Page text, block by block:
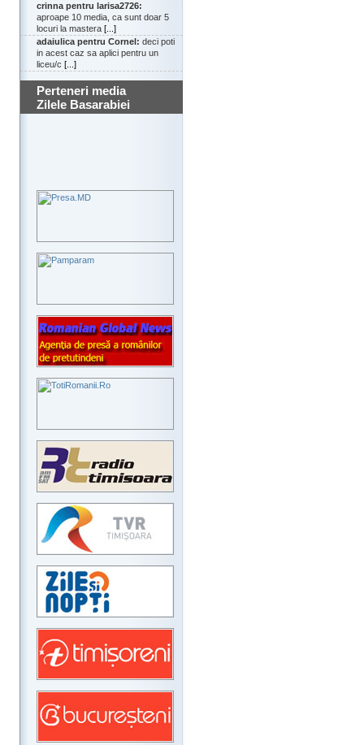
crinna pentru larisa2726:
aproape 10 media, ca sunt doar 5
locuri la mastera [...]
adaiulica pentru Cornel: deci poti
in acest caz sa aplici pentru un
liceu/c [...]
Perteneri media
Zilele Basarabiei